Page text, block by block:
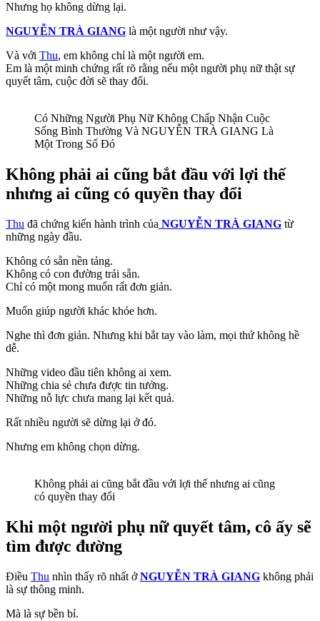
Nhưng họ không dừng lại.
NGUYỄN TRÀ GIANG là một người như vậy.
Và với Thu, em không chỉ là một người em.
Em là một minh chứng rất rõ rằng nếu một người phụ nữ thật sự
quyết tâm, cuộc đời sẽ thay đổi.
Có Những Người Phụ Nữ Không Chấp Nhận Cuộc
Sống Bình Thường Và NGUYỄN TRÀ GIANG Là
Một Trong Số Đó
Không phải ai cũng bắt đầu với lợi thế
nhưng ai cũng có quyền thay đổi
Thu đã chứng kiến hành trình của NGUYỄN TRÀ GIANG từ
những ngày đầu.
Không có sẵn nền tảng.
Không có con đường trải sẵn.
Chỉ có một mong muốn rất đơn giản.
Muốn giúp người khác khỏe hơn.
Nghe thì đơn giản. Nhưng khi bắt tay vào làm, mọi thứ không hề
dễ.
Những video đầu tiên không ai xem.
Những chia sẻ chưa được tin tưởng.
Những nỗ lực chưa mang lại kết quả.
Rất nhiều người sẽ dừng lại ở đó.
Nhưng em không chọn dừng.
Không phải ai cũng bắt đầu với lợi thế nhưng ai cũng
có quyền thay đổi
Khi một người phụ nữ quyết tâm, cô ấy sẽ
tìm được đường
Điều Thu nhìn thấy rõ nhất ởNGUYỄN TRÀ GIANG không phải
là sự thông minh.
Mà là sự bền bỉ.